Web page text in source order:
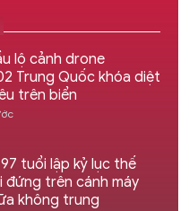
lộ cảnh drone
Trung Quốc khóa diệt
trên biển
tuổi lập kỷ lục thế
đứng trên cánh máy
không trung